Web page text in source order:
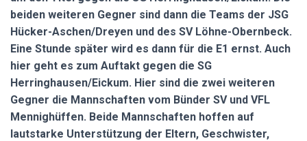
beiden weiteren Gegner sind dann die Teams der JSG
Hücker-Aschen/Dreyen und des SV Löhne-Obernbeck.
Eine Stunde später wird es dann für die E1 ernst. Auch
hier geht es zum Auftakt gegen die SG
Herringhausen/Eickum. Hier sind die zwei weiteren
Gegner die Mannschaften vom Bünder SV und VFL
Mennighüffen. Beide Mannschaften hoffen auf
lautstarke Unterstützung der Eltern, Geschwister,